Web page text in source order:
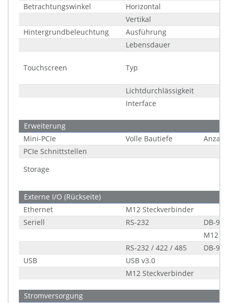
Betrachtungswinkel
Horizontal
Vertikal
Hintergrundbeleuchtung
Ausführung
Lebensdauer
Touchscreen Typ
Lichtdurchlässigkeit
Interface
Erweiterung
Mini-PCIe
Volle Bautiefe
Anzahl
PCIe Schnittstellen
Storage
Externe I/O (Rückseite)
Ethernet
M12 Steckverbinder
Seriell
RS-232
DB-9
M12
RS-232 / 422 / 485
DB-9
USB
USB v3.0
M12 Steckverbinder
Stromversorgung